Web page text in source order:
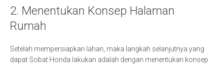
2. Menentukan Konsep Halaman
Rumah
Setelah mempersiapkan lahan, maka langkah selanjutnya yang
dapat Sobat Honda lakukan adalah dengan menentukan konsep